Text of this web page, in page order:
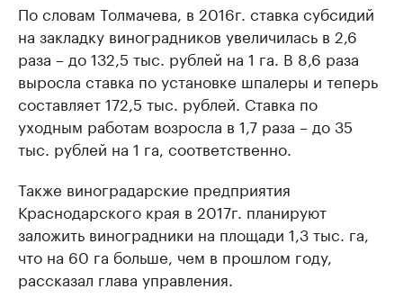
По словам Толмачева, в 2016г. ставка субсидий
на закладку виноградников увеличилась в 2,6
раза – до 132,5 тыс. рублей на 1 га. В 8,6 раза
выросла ставка по установке шпалеры и теперь
составляет 172,5 тыс. рублей. Ставка по
уходным работам возросла в 1,7 раза – до 35
тыс. рублей на 1 га, соответственно.
Также виноградарские предприятия
Краснодарского края в 2017г. планируют
заложить виноградники на площади 1,3 тыс. га,
что на 60 га больше, чем в прошлом году,
рассказал глава управления.